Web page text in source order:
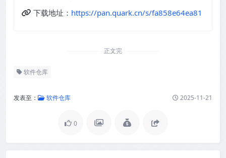
下载地址： https://pan.quark.cn/s/fa858e64ea81
正文完
软件仓库
发表至： 软件仓库 2025-11-21
0